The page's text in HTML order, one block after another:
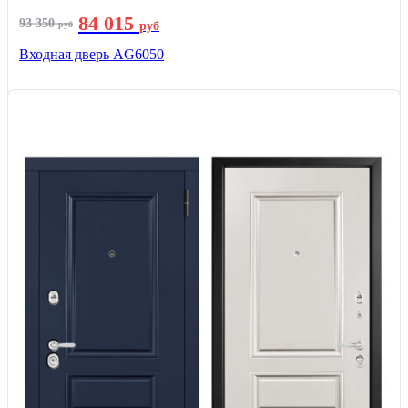
93 350руб 84 015 руб
Входная дверь AG6050